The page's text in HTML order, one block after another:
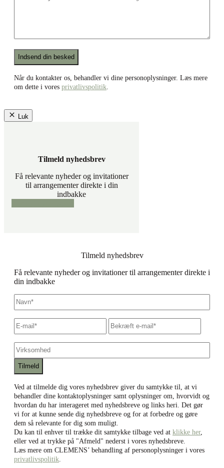
om?
*Recaptcha
Når du kontakter os, behandler vi dine personoplysninger. Læs mere
om dette i vores privatlivspolitik.
Luk
Tilmeld nyhedsbrev
Få relevante nyheder og invitationer
til arrangementer direkte i din
indbakke
Tilmeld nyhedsbrev
Få relevante nyheder og invitationer til arrangementer direkte i
din indbakke
Navn *
E-
mail*
Skriv
e-
Virksomhed
Ved at tilmelde dig vores nyhedsbrev giver du samtykke til, at vi
behandler dine kontaktoplysninger samt oplysninger om, hvorvidt og
hvordan du har interageret med nyhedsbreve og links heri. Det gør
vi for at kunne sende dig nyhedsbreve og for at forbedre og gøre
dem så relevante for dig som muligt.
Du kan til enhver til trække dit samtykke tilbage ved at klikke her,
eller ved at trykke på "Afmeld" nederst i vores nyhedsbreve.
Læs mere om CLEMENS’ behandling af personoplysninger i vores
privatlivspolitik.